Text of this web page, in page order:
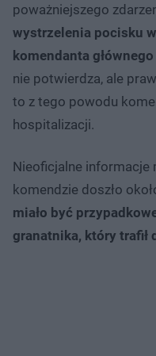
poważniejszego
wystrzelenia pocisku
komendanta
nie potwierdza, ale
to z tego powodu
hospitalizacji.
Nieoficjalne informacje
komendzie doszło
miało być
granatnika, który trafił